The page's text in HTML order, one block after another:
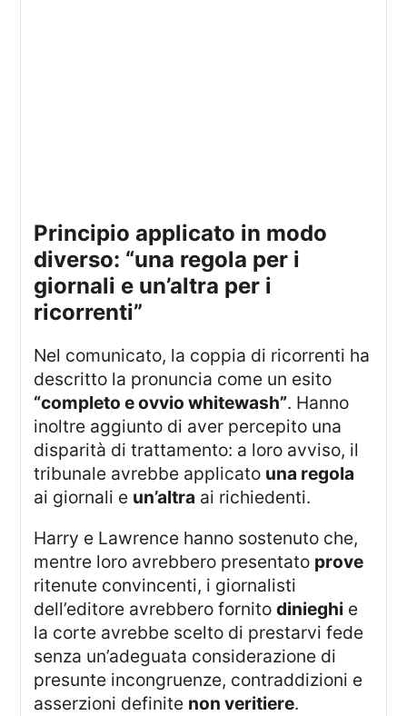
principio applicato in modo
diverso: “una regola per i
giornali e un’altra per i
ricorrenti”
Nel comunicato, la coppia di ricorrenti ha
descritto la pronuncia come un esito
“completo e ovvio whitewash”. Hanno
inoltre aggiunto di aver percepito una
disparità di trattamento: a loro avviso, il
tribunale avrebbe applicato una regola
ai giornali e un’altra ai richiedenti.
Harry e Lawrence hanno sostenuto che,
mentre loro avrebbero presentato prove
ritenute convincenti, i giornalisti
dell’editore avrebbero fornitodinieghi e
la corte avrebbe scelto di prestarvi fede
senza un’adeguata considerazione di
presunte incongruenze, contraddizioni e
asserzioni definite non veritiere.